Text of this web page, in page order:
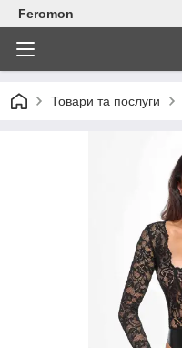
Feromon
Товари та послуги